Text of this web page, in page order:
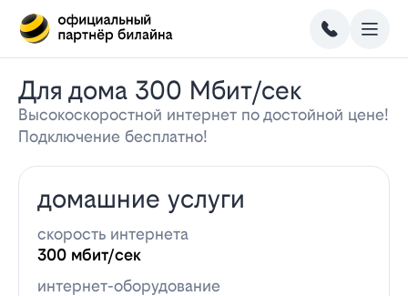
Для дома 300 Мбит/сек
Высокоскоростной интернет по достойной цене!
Подключение бесплатно!
домашние услуги
скорость интернета
300 мбит/сек
интернет-оборудование